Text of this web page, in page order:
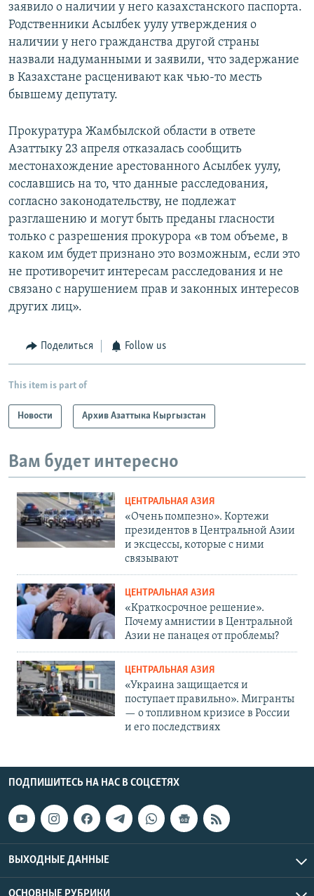
заявило о наличии у него казахстанского паспорта.
Родственники Асылбек уулу утверждения о
наличии у него гражданства другой страны
назвали надуманными и заявили, что задержание
в Казахстане расценивают как чью-то месть
бывшему депутату.
Прокуратура Жамбылской области в ответе
Азаттыку 23 апреля отказалась сообщить
местонахождение арестованного Асылбек уулу,
сославшись на то, что данные расследования,
согласно законодательству, не подлежат
разглашению и могут быть преданы гласности
только с разрешения прокурора «в том объеме, в
каком им будет признано это возможным, если это
не противоречит интересам расследования и не
связано с нарушением прав и законных интересов
других лиц».
Поделиться Follow us
This item is part of
Новости Архив Азаттыка Кыргызстан
Вам будет интересно
ЦЕНТРАЛЬНАЯ АЗИЯ
«Очень помпезно». Кортежи
президентов в Центральной Азии
и эксцессы, которые с ними
связывают
ЦЕНТРАЛЬНАЯ АЗИЯ
«Краткосрочное решение».
Почему амнистии в Центральной
Азии не панацея от проблемы?
ЦЕНТРАЛЬНАЯ АЗИЯ
«Украина защищается и
поступает правильно». Мигранты
— о топливном кризисе в России
и его последствиях
ПОДПИШИТЕСЬ НА НАС В СОЦСЕТЯХ
ВЫХОДНЫЕ ДАННЫЕ
ОСНОВНЫЕ РУБРИКИ